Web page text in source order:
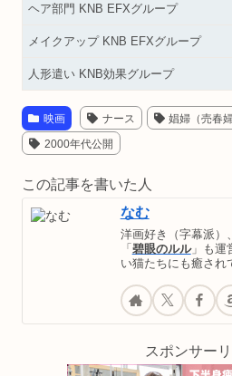
ヘア部門 KNB EFXグループ
メイクアップ KNB EFXグループ
人形遣い KNB効果グループ
映画 ナース 娼婦（売春婦
2000年代公開
この記事を書いた人
なむ
洋画好き（字幕派）
「 碧眼のルル」も運
い猫たちにも癒され
スポンサー